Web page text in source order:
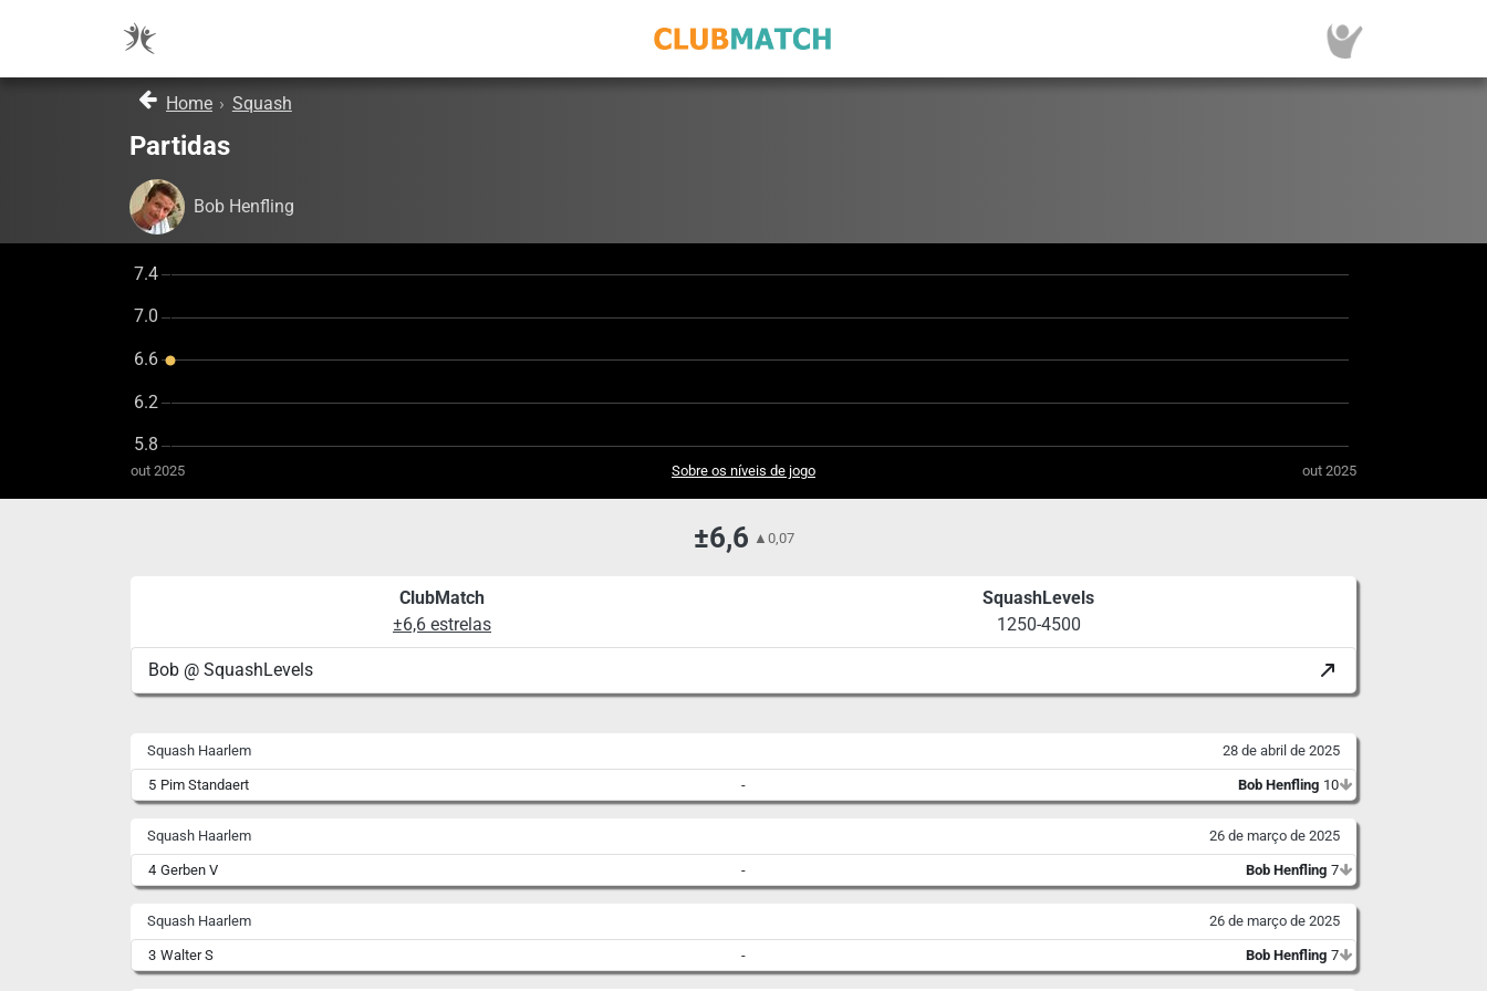
Home › Squash
Partidas
Bob Henfling
out 2025 Sobre os níveis de jogo out 2025
±6,6 ▲ 0,07
ClubMatch
±6,6 estrelas
SquashLevels
1250-4500
Bob @ SquashLevels
Squash Haarlem 28 de abril de 2025
5 Pim Standaert - Bob Henfling 10
Squash Haarlem 26 de março de 2025
4 Gerben V - Bob Henfling 7
Squash Haarlem 26 de março de 2025
3 Walter S - Bob Henfling 7